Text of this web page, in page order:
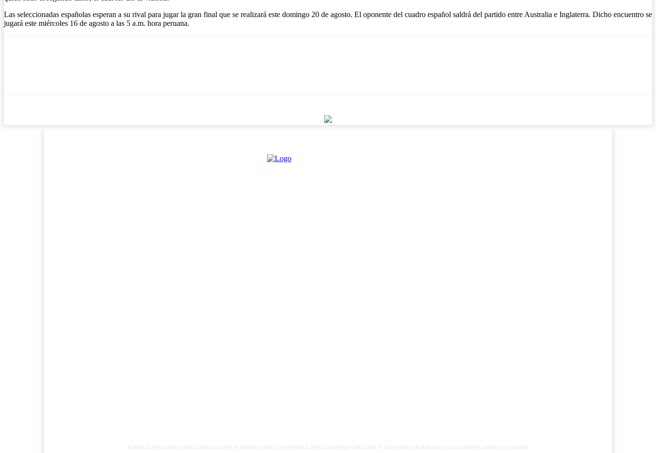
Las seleccionadas españolas esperan a su rival para jugar la gran final que se realizará este domingo 20 de agosto. El oponente del cuadro español saldrá del partido entre Australia e Inglaterra. Dicho encuentro se
jugará este miércoles 16 de agosto a las 5 a.m. hora peruana.